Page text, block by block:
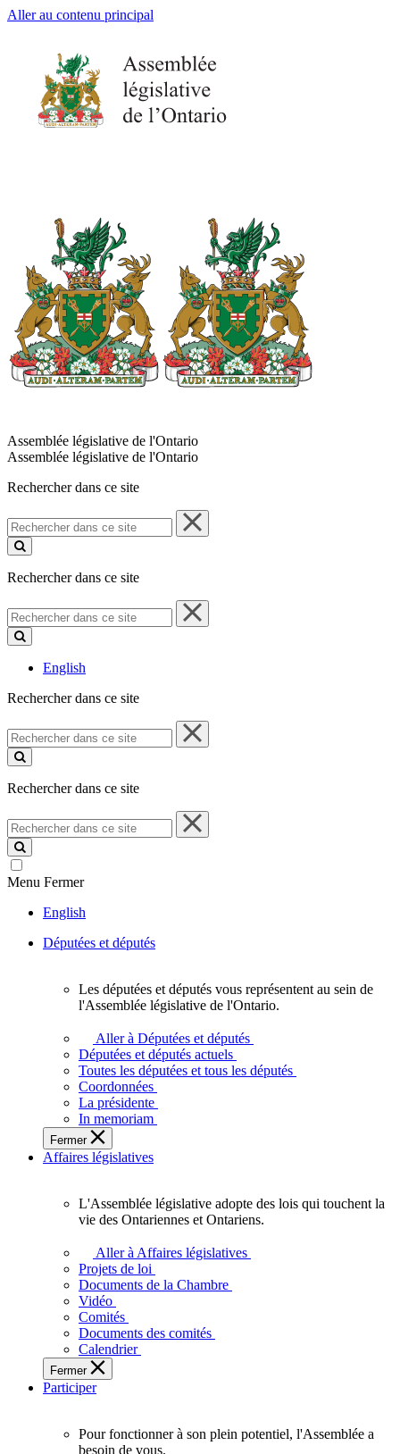
Aller au contenu principal
Assemblée législative de l'Ontario
Assemblée législative de l'Ontario
Rechercher dans ce site
Rechercher
dans
ce
Rechercher dans ce site
Rechercher
dans
ce
English
Rechercher dans ce site
Rechercher
dans
ce
Rechercher dans ce site
Rechercher
dans
ce
site
Menu Fermer
English
Députées et députés
députés
vous
représentent
sein
de
l'Assemblée
législative
l'Ontario.
Les députées et députés vous représentent au sein de
l'Assemblée législative de l'Ontario.
Aller à Députées et députés
Députées et députés actuels
Toutes les députées et tous les députés
Coordonnées
La présidente
In memoriam
Fermer
Affaires législatives
L'Assemblée
adopte
touchent
des
Ontariennes
et
L'Assemblée législative adopte des lois qui touchent la
vie des Ontariennes et Ontariens.
Aller à Affaires législatives
Projets de loi
Documents de la Chambre
Vidéo
Comités
Documents des comités
Calendrier
Fermer
Participer
Pour fonctionner à son plein potentiel, l'Assemblée a
besoin de vous.